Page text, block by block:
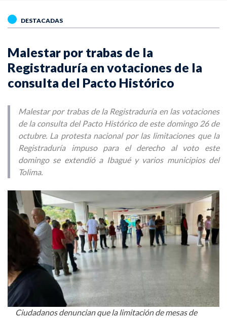
DESTACADAS
Malestar por trabas de la
Registraduría en votaciones de la
consulta del Pacto Histórico
Malestar por trabas de la Registraduría en las votaciones
de la consulta del Pacto Histórico de este domingo 26 de
octubre. La protesta nacional por las limitaciones que la
Registraduría impuso para el derecho al voto este
domingo se extendió a Ibagué y varios municipios del
Tolima.
Ciudadanos denuncian que la limitación de mesas de